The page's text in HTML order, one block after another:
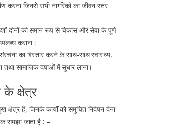
करना जिनसे सभी नागरिकों का जीवन स्तर
दोनों को समान रूप से विकास और सेवा के पूर्ण
कराना।
का विस्तार करने के साथ-साथ स्वास्थ्य,
तथा सामाजिक दषाओं में सुधार लाना।
के क्षेत्र
क्षेत्र हैं, जिनके कार्यों को समुचित निदेषन देना
समझा जाता है : –